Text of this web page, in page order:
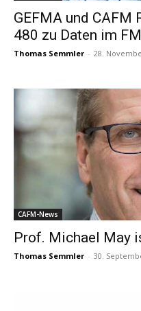
GEFMA und CAFM
480 zu Daten im
Thomas Semmler - 28.
CAFM-News
Prof. Michael May
Thomas Semmler - 30.